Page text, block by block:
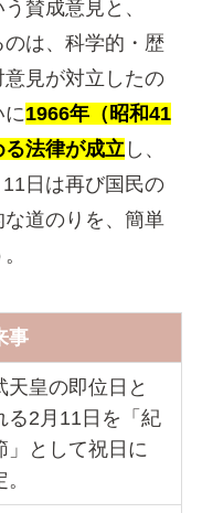
賛成意見と、
のは、科学的・歴
見が対立したの
1966年（昭和41
法律が成立 し、
日は再び国民の
道のりを、簡単
事
天皇の即位日と
る2月11日を「紀
」として祝日に